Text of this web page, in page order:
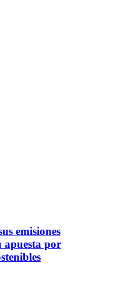
emisiones
apuesta por